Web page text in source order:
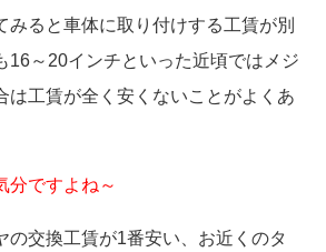
みると車体に取り付けする工賃が別
16～20インチといった近頃ではメジ
は工賃が全く安くないことがよくあ
分ですよね～
の交換工賃が1番安い、お近くのタ